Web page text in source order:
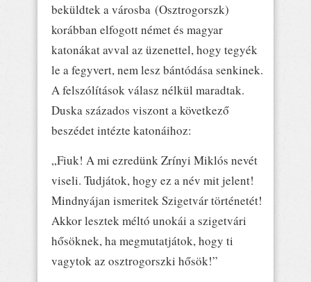
beküldtek a városba (Osztrogorszk)
korábban elfogott német és magyar
katonákat avval az üzenettel, hogy tegyék
le a fegyvert, nem lesz bántódása senkinek.
A felszólítások válasz nélkül maradtak.
Duska százados viszont a következő
beszédet intézte katonáihoz:
„Fiuk! A mi ezredünk Zrínyi Miklós nevét
viseli. Tudjátok, hogy ez a név mit jelent!
Mindnyájan ismeritek Szigetvár történetét!
Akkor lesztek méltó unokái a szigetvári
hősöknek, ha megmutatjátok, hogy ti
vagytok az osztrogorszki hősök!”